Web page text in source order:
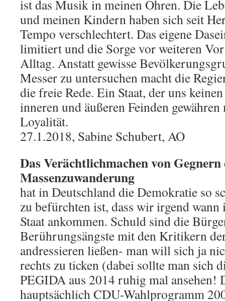
ist das Musik in meinen Ohren. Die
und meinen Kindern haben sich seit
Tempo verschlechtert. Das eigene
limitiert und die Sorge vor weiteren
Alltag. Anstatt gewisse
Messer zu untersuchen macht die
die freie Rede. Ein Staat, der uns
inneren und äußeren Feinden
Loyalität.
27.1.2018, Sabine Schubert, AO
Das Verächtlichmachen von
Massenzuwanderung
hat in Deutschland die Demokratie so
zu befürchten ist, dass wir irgend
Staat ankommen. Schuld sind die
Berührungsängste mit den Kritikern
andressieren ließen- man will sich ja
rechts zu ticken (dabei sollte man sich
PEGIDA aus 2014 ruhig mal ansehen!
hauptsächlich CDU-Wahlprogramm